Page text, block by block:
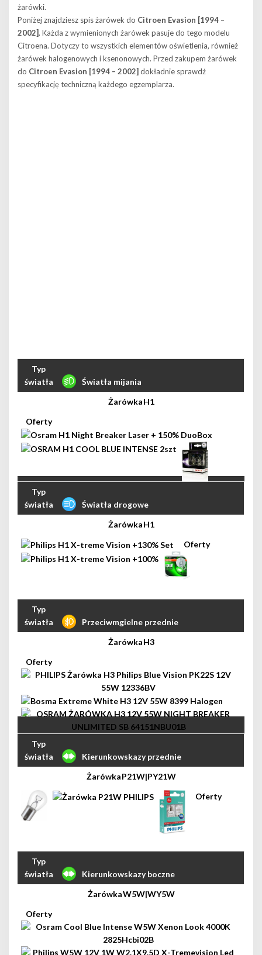
żarówki.
Poniżej znajdziesz spis żarówek do Citroen Evasion [1994 –
2002]. Każda z wymienionych żarówek pasuje do tego modelu
Citroena. Dotyczy to wszystkich elementów oświetlenia, również
żarówek halogenowych i ksenonowych. Przed zakupem żarówek
do Citroen Evasion [1994 – 2002] dokładnie sprawdź
specyfikację techniczną każdego egzemplarza.
Światła mijania
H1
Światła drogowe
H1
Przeciwmgielne przednie
H3
Kierunkowskazy przednie
P21W|PY21W
Kierunkowskazy boczne
W5W|WY5W